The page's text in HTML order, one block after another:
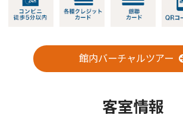
館内バーチャルツアー
客室情報